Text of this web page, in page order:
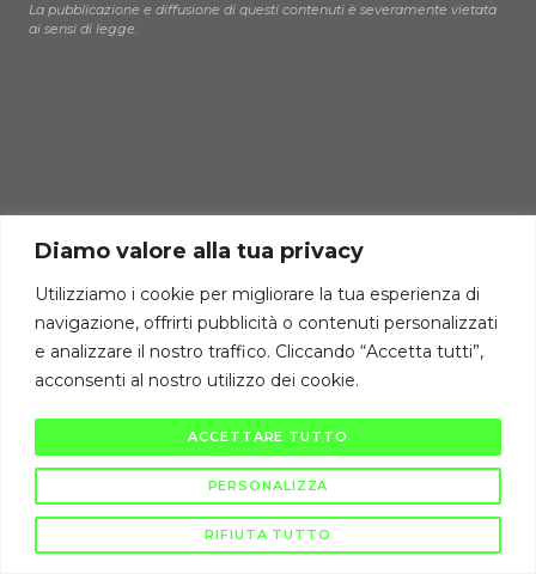
Diamo valore alla tua privacy
Utilizziamo i cookie per migliorare la tua esperienza di
navigazione, offrirti pubblicità o contenuti personalizzati
e analizzare il nostro traffico. Cliccando “Accetta tutti”,
acconsenti al nostro utilizzo dei cookie.
PERSONALIZZA
RIFIUTA TUTTO
ACCETTARE TUTTO
La pubblicazione e diffusione di questi contenuti è severamente vietata
ai sensi di legge.